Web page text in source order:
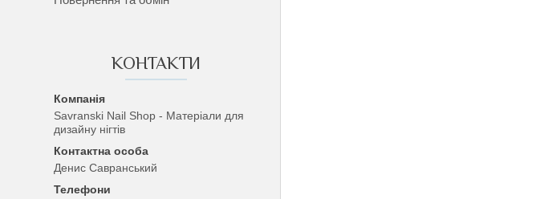
КОНТАКТИ
Savranski Nail Shop - Матеріали для
дизайну нігтів
Денис Савранський